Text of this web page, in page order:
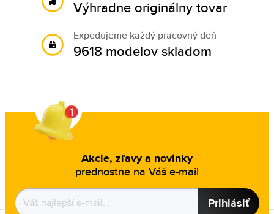
Výhradne originálny tovar
Expedujeme každý pracovný deň
9618 modelov skladom
Akcie, zľavy a novinky
prednostne na Váš e-mail
Prihlásiť